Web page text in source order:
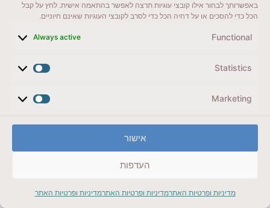
באפשרותך לבחור אילו קובצי עוגיות תרצה לאפשר בהתאמה אישית. לחץ על קבל
הכל כדי להסכים או על דחיה הכל כדי לסרב לקובצי העוגיות שאינם חיוניים.
Functional
Always active
Statistics
Marketing
אישור
העדפות
מדיניות ופרטיות האתרמדיניות ופרטיות האתרמדיניות ופרטיות האתר